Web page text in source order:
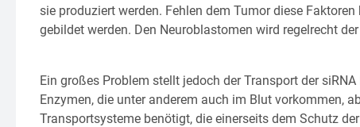
sie produziert werden. Fehlen dem Tumor diese
gebildet werden. Den Neuroblastomen wird regelrecht
Ein großes Problem stellt jedoch der Transport der
Enzymen, die unter anderem auch im Blut vorkommen,
Transportsysteme benötigt, die einerseits dem Schutz